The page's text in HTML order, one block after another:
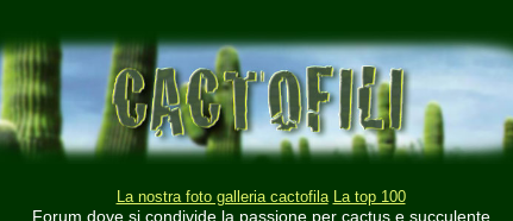
La nostra foto galleria cactofila La top 100
Forum dove si condivide la passione per cactus e succulente